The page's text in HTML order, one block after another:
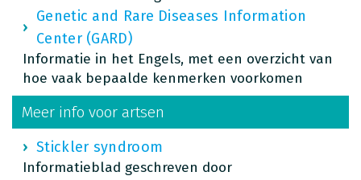
Genetic and Rare Diseases Information
Center (GARD)
Informatie in het Engels, met een overzicht van
hoe vaak bepaalde kenmerken voorkomen
Meer info voor artsen
Stickler syndroom
Informatieblad geschreven door